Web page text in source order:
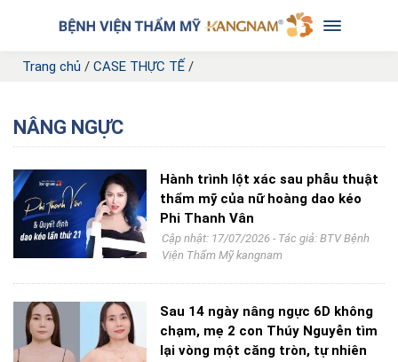
Trang chủ / CASE THỰC TẾ /
NÂNG NGỰC
Hành trình lột xác sau phẫu thuật
thẩm mỹ của nữ hoàng dao kéo
Phi Thanh Vân
Cập nhật: 17/07/2026 - Tác giả: BTV Bệnh
Viện Thẩm Mỹ kangnam
Sau 14 ngày nâng ngực 6D không
chạm, mẹ 2 con Thúy Nguyễn tìm
lại vòng một căng tròn, tự nhiên